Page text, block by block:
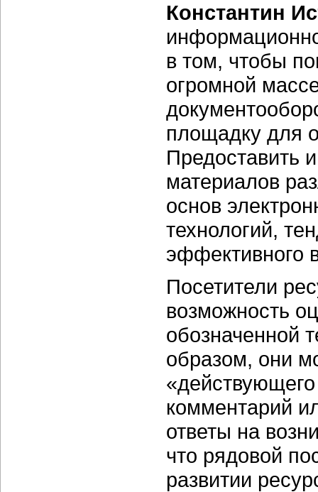
Константин
в том, чтобы
огромной
площадку для
Предоставить
материалов
основ
технологий,
эффективного
Посетители
возможность
обозначенной
образом, они
комментарий
ответы на
что рядовой
развитии